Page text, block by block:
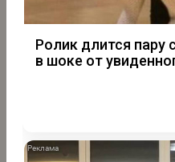
Ролик длится пару
в шоке от